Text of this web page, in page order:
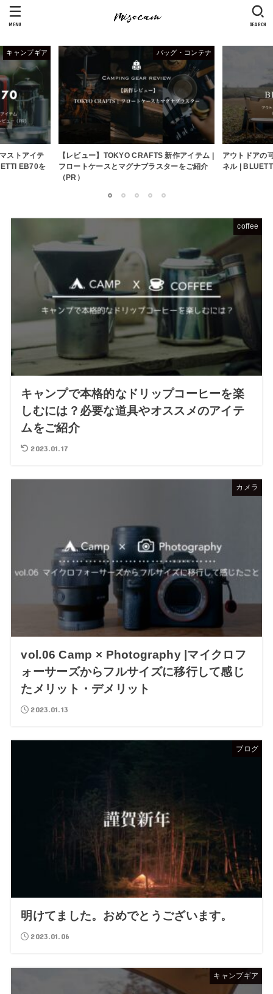
SEARCH
MENU
キャンプギア
ストアイテ
EB70を
バッグ・コンテナ
【レビュー】TOKYO CRAFTS 新作アイテム |
フロートケースとマグナブラスターをご紹介
（PR）
アウトドアの
ネル |
coffee
キャンプで本格的なドリップコーヒーを楽
しむには？必要な道具やオススメのアイテ
ムをご紹介
2023.01.17
カメラ
vol.06 Camp × Photography |マイクロフ
ォーサーズからフルサイズに移行して感じ
たメリット・デメリット
2023.01.13
ブログ
明けてました。おめでとうございます。
2023.01.06
キャンプギア